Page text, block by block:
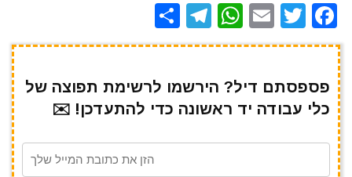
F
a
e
b
o
T
w
te
r
E
m
l
W
h
s
A
p
T
el
gr
a
m
h
e
פספסתם דיל? הירשמו לרשימת תפוצה של
כלי עבודה יד ראשונה כדי להתעדכן! ✉️